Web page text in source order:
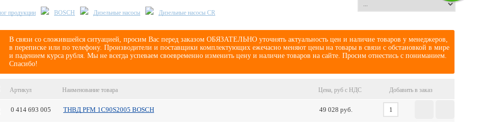
продукции BOSCH Дизельные насосы Дизельные насосы CR
В связи со сложившейся ситуацией, просим Вас перед заказом ОБЯЗАТЕЛЬНО уточнять актуальность цен и наличие товаров у менеджеров,
в переписке или по телефону. Производители и поставщики комплектующих ежечасно меняют цены на товары в связи с обстановкой в мире
и падением курса рубля. Мы не всегда успеваем своевременно изменить цену и наличие товаров на сайте. Просим отнестись с пониманием.
Спасибо!
Артикул Наименование товара Цена, руб с НДС Добавить в заказ
0 414 693 005 ТНВД PFM 1C90S2005 BOSCH 49 028